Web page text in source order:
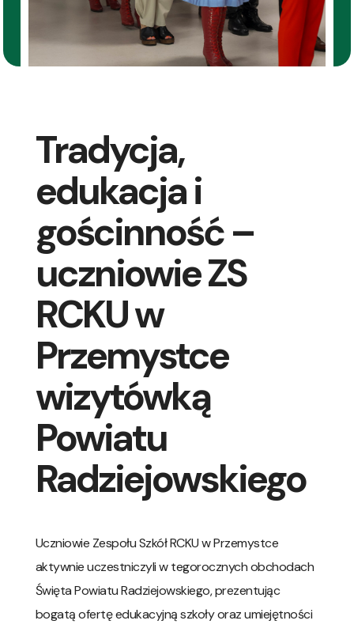
Tradycja,
edukacja i
gościnność –
uczniowie ZS
RCKU w
Przemystce
wizytówką
Powiatu
Radziejowskiego
Uczniowie Zespołu Szkół RCKU w Przemystce
aktywnie uczestniczyli w tegorocznych obchodach
Święta Powiatu Radziejowskiego, prezentując
bogatą ofertę edukacyjną szkoły oraz umiejętności